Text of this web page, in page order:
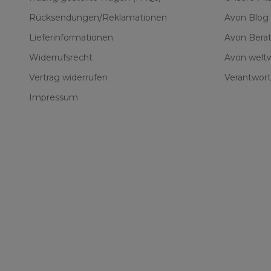
Red Supreme
Spiced Souffle
Velvet Hibiscus
Rücksendungen/Reklamationen
Lieferinformationen
Widerrufsrecht
Vertrag widerrufen
Impressum
Avon Blog
Avon
Avon